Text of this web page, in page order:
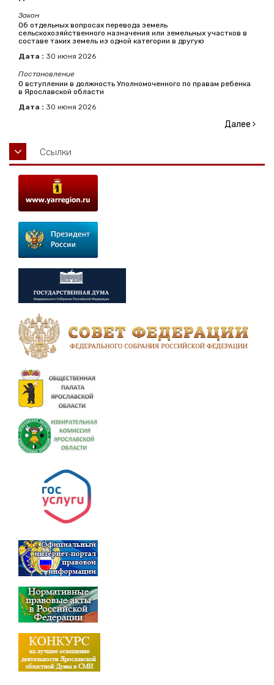
Закон
Об отдельных вопросах перевода земель
сельскохозяйственного назначения или земельных участков в
составе таких земель из одной категории в другую
Дата : 30 июня 2026
Постановление
О вступлении в должность Уполномоченного по правам ребенка
в Ярославской области
Дата : 30 июня 2026
Далее
Ссылки